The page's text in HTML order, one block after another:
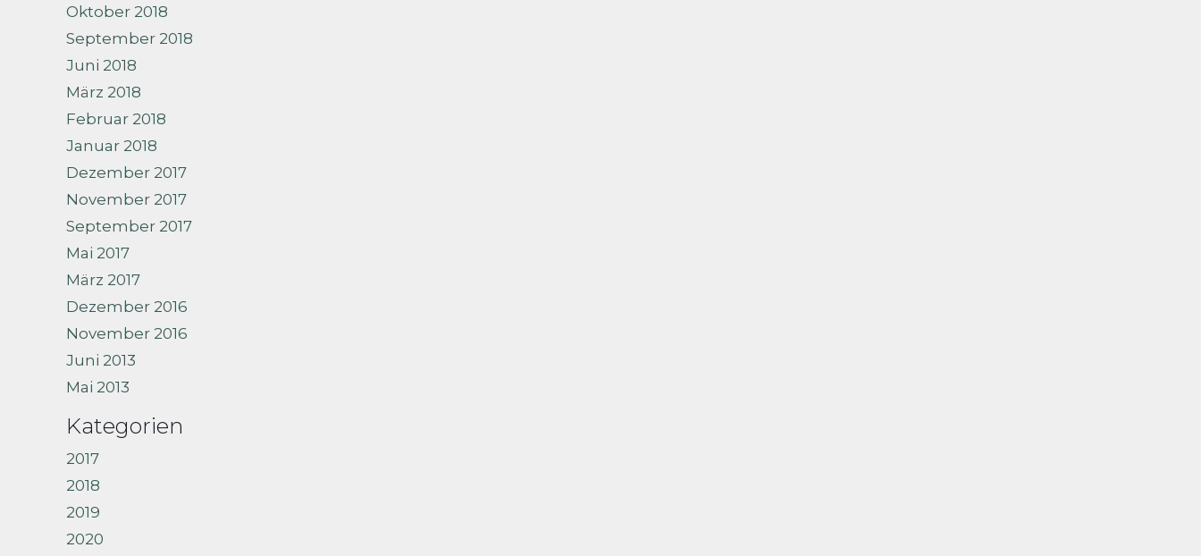
Oktober 2018
September 2018
Juni 2018
März 2018
Februar 2018
Januar 2018
Dezember 2017
November 2017
September 2017
Mai 2017
März 2017
Dezember 2016
November 2016
Juni 2013
Mai 2013
Kategorien
2017
2018
2019
2020